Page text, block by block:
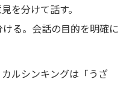
を分けて話す。
る。会話の目的を明確に
ルシンキングは「うざ